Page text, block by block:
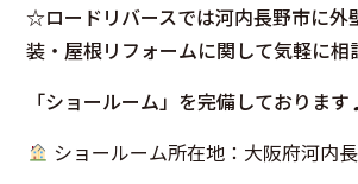
☆ロードリバースでは河内長野市に外
装・屋根リフォームに関して気軽に相
「ショールーム」を完備しておりま
ショールーム所在地：大阪府河内